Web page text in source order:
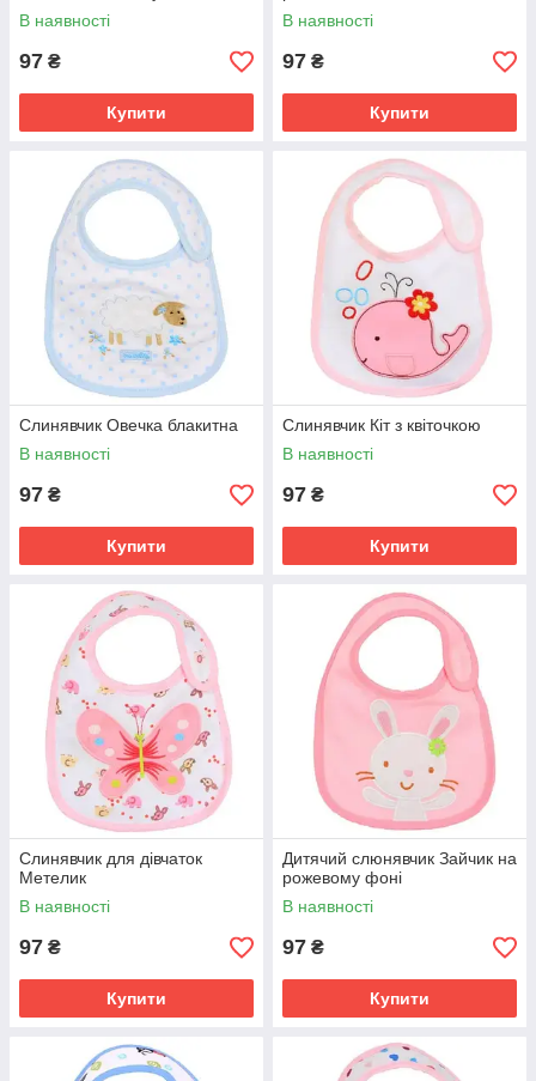
В наявності
97 ₴
Купити
В наявності
97 ₴
Купити
Слинявчик Овечка блакитна
В наявності
97 ₴
Купити
Слинявчик Кіт з квіточкою
В наявності
97 ₴
Купити
Слинявчик для дівчаток
Метелик
В наявності
97 ₴
Купити
Дитячий слюнявчик Зайчик на
рожевому фоні
В наявності
97 ₴
Купити